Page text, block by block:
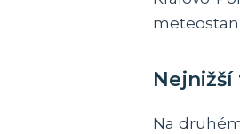
Na